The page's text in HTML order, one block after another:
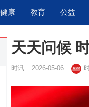
健康 教育 公益
天天问候
时讯 2026-05-06